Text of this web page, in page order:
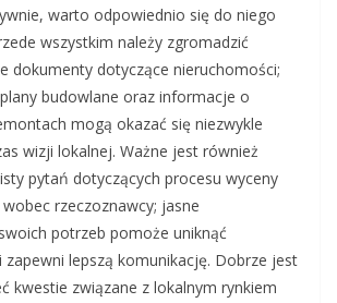
warto odpowiednio się do niego
wszystkim należy zgromadzić
dokumenty dotyczące nieruchomości;
budowlane oraz informacje o
mogą okazać się niezwykle
wizji lokalnej. Ważne jest również
pytań dotyczących procesu wyceny
rzeczoznawcy; jasne
potrzeb pomoże uniknąć
lepszą komunikację. Dobrze jest
kwestie związane z lokalnym rynkiem